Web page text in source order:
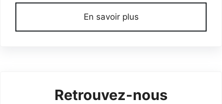
En savoir plus
Retrouvez-nous